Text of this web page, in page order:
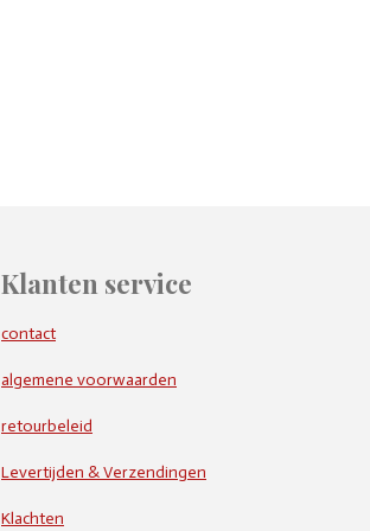
Klanten service
contact
algemene voorwaarden
retourbeleid
Levertijden & Verzendingen
Klachten